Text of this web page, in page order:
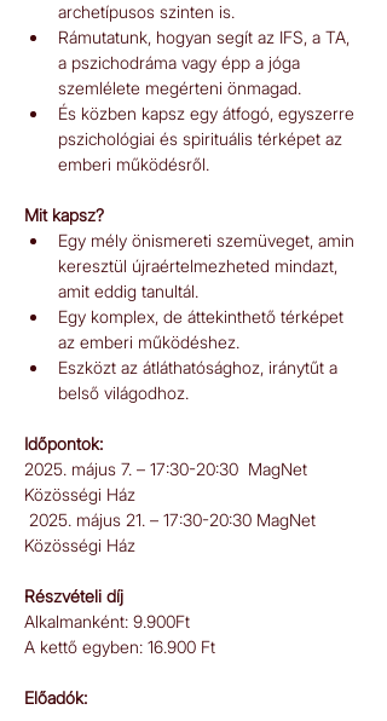
archetípusos szinten is.
Rámutatunk, hogyan segít az IFS, a TA,
a pszichodráma vagy épp a jóga
szemlélete megérteni önmagad.
És közben kapsz egy átfogó, egyszerre
pszichológiai és spirituális térképet az
emberi működésről.
Mit kapsz?
Egy mély önismereti szemüveget, amin
keresztül újraértelmezheted mindazt,
amit eddig tanultál.
Egy komplex, de áttekinthető térképet
az emberi működéshez.
Eszközt az átláthatósághoz, iránytűt a
belső világodhoz.
Időpontok:
2025. május 7. – 17:30-20:30  MagNet
Közösségi Ház
Közösségi Ház
Részvételi díj
Alkalmanként: 9.900Ft
A kettő egyben: 16.900 Ft
Előadók: